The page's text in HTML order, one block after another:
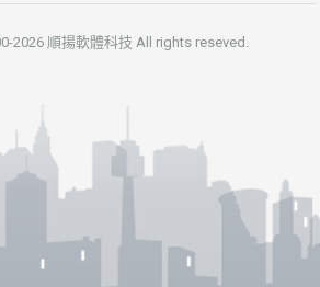
2026 順揚軟體科技 All rights reseved.